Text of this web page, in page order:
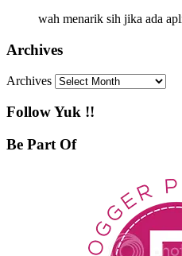
wah menarik sih jika ada
Archives
Archives
Follow Yuk !!
Be Part Of